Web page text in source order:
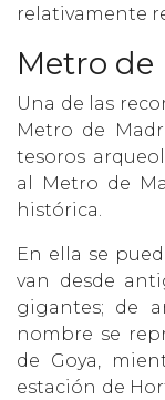
relativamente
Metro de
Una de las
Metro de
tesoros
al Metro de
histórica.
En ella se
van desde
gigantes; de
nombre se
de Goya,
estación de